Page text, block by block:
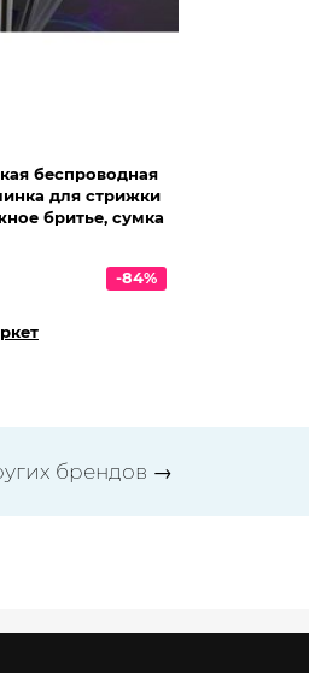
беспроводная
для стрижки
бритье, сумка
-84%
брендов →